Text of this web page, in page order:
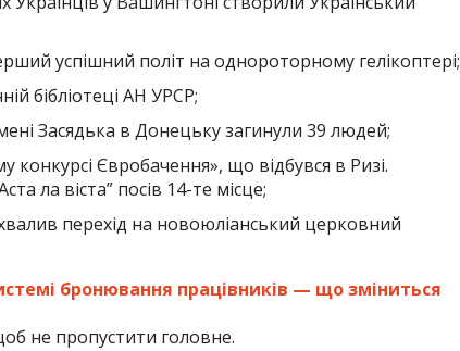
успішний політ на однороторному гелікоптері;
бібліотеці АН УРСР;
Засядька в Донецьку загинули 39 людей;
Євробачення», що відбувся в Ризі.
ла віста” посів 14-те місце;
перехід на новоюліанський церковний
бронювання працівників — що зміниться
не пропустити головне.